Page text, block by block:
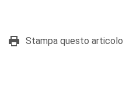
Stampa questo articolo